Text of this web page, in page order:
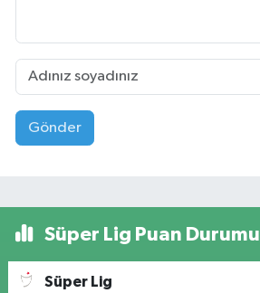
Gönder
Süper Lig Puan Durumu
Süper Lig